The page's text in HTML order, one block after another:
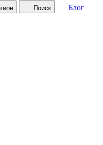
Поиск
Блог